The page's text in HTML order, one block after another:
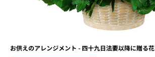
お供えのアレンジメント - 四十九日法要以降に贈る花